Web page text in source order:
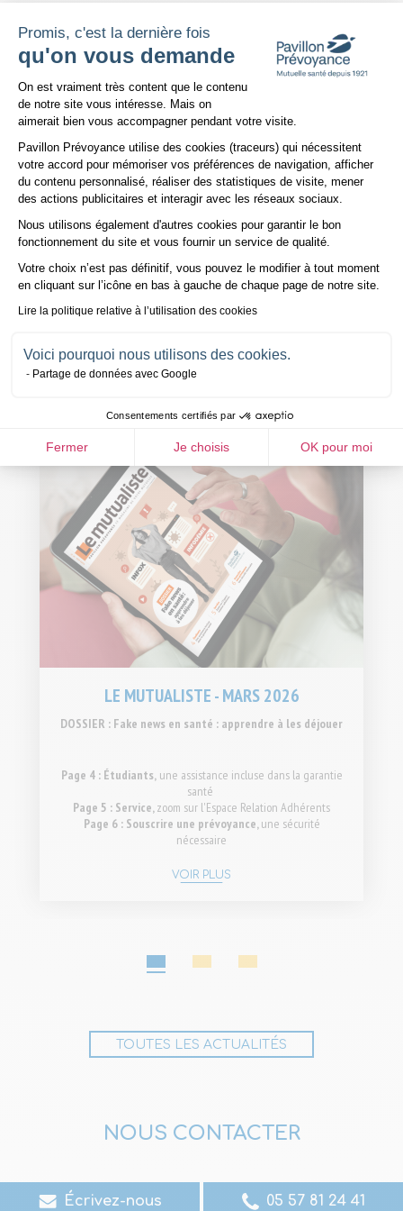
Promis, c'est la dernière fois
qu'on vous demande
Plateforme de Gestion du
On est vraiment très content que le contenu
de notre site vous intéresse. Mais on
aimerait bien vous accompagner pendant votre visite.
Pavillon Prévoyance utilise des cookies (traceurs) qui nécessitent
votre accord pour mémoriser vos préférences de navigation, afficher
du contenu personnalisé, réaliser des statistiques de visite, mener
des actions publicitaires et interagir avec les réseaux sociaux.
Nous utilisons également d'autres cookies pour garantir le bon
fonctionnement du site et vous fournir un service de qualité.
Votre choix n’est pas définitif, vous pouvez le modifier à tout moment
en cliquant sur l’icône en bas à gauche de chaque page de notre site.
Lire la politique relative à l’utilisation des cookies
Voici pourquoi nous utilisons des cookies.
Partage de données avec Google
Consentements certifiés par
Fermer Je choisis OK pour moi
Axeptio consent
Avez-vous trouvé cet article intéressant ?
Oui
Partager
sur
Facebook
sur
Twitter
TOUTES LES ACTUALITÉS
MARS
2026
LE MUTUALISTE - MARS 2026
DOSSIER : Fake news en santé : apprendre à les déjouer
Page 4 : Étudiants,une assistance incluse dans la garantie
santé
Page 5 : Service,zoom sur l'Espace Relation Adhérents
Page 6 : Souscrire une prévoyance,une sécurité
nécessaire
VOIR PLUS
1
TOUTES LES ACTUALITÉS
NOUS CONTACTER
Écrivez-nous 05 57 81 24 41